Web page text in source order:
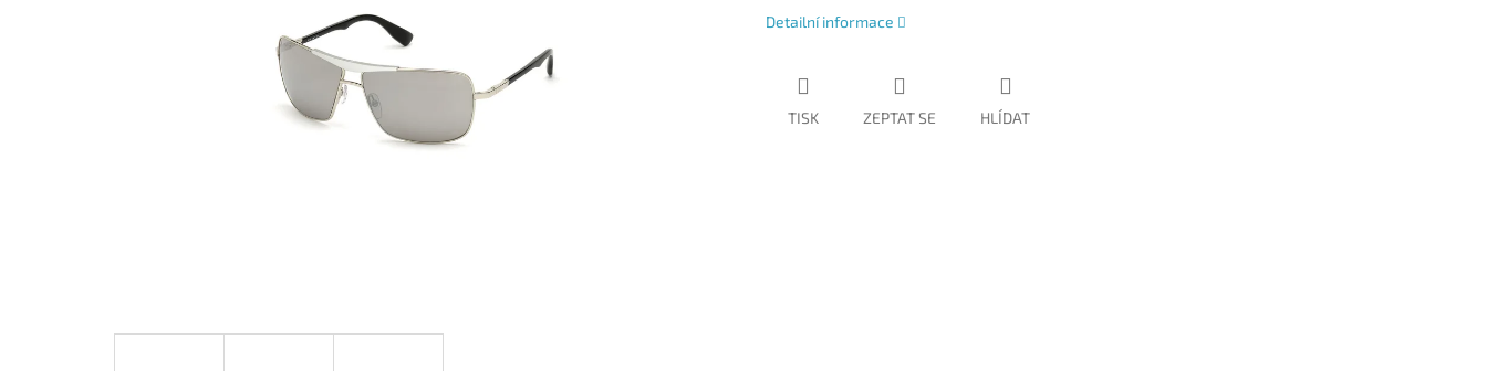
Detailní informace
TISK ZEPTAT SE HLÍDAT